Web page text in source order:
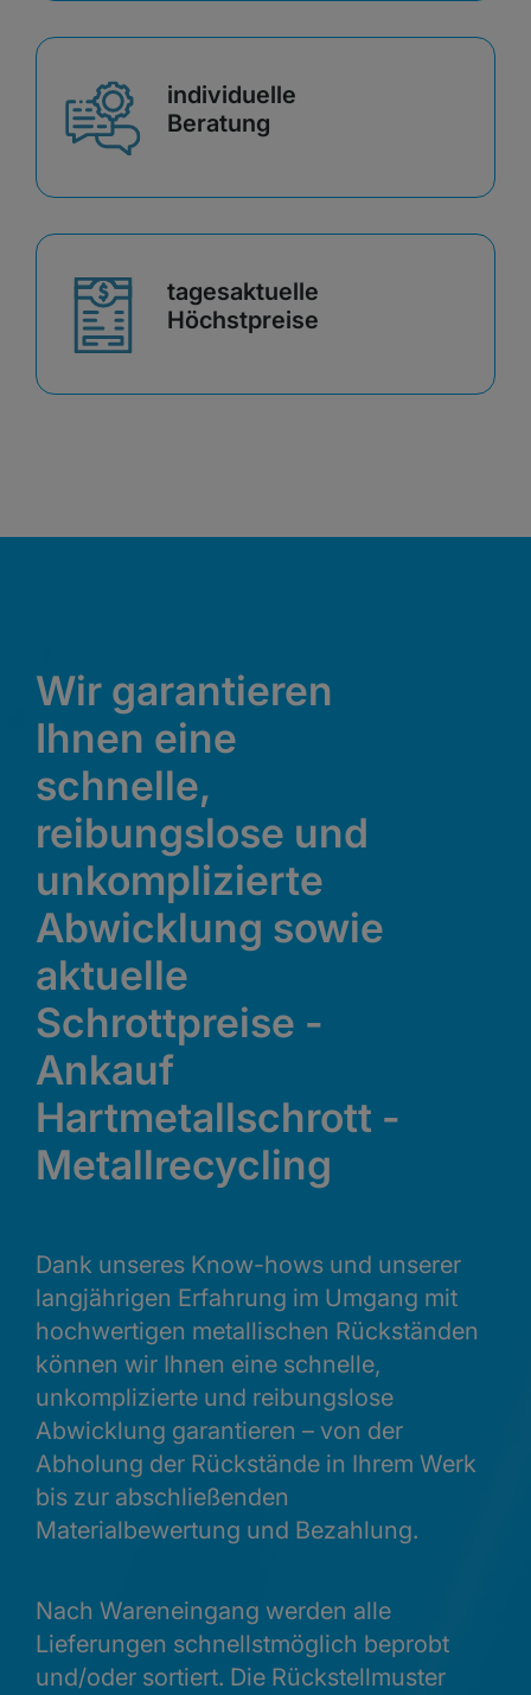
individuelle
Beratung
tagesaktuelle
Höchstpreise
Wir garantieren
Ihnen eine
schnelle,
reibungslose und
unkomplizierte
Abwicklung sowie
aktuelle
Schrottpreise -
Ankauf
Hartmetallschrott -
Metallrecycling
Dank unseres Know-hows und unserer
langjährigen Erfahrung im Umgang mit
hochwertigen metallischen Rückständen
können wir Ihnen eine schnelle,
unkomplizierte und reibungslose
Abwicklung garantieren – von der
Abholung der Rückstände in Ihrem Werk
bis zur abschließenden
Materialbewertung und Bezahlung.
Nach Wareneingang werden alle
Lieferungen schnellstmöglich beprobt
und/oder sortiert. Die Rückstellmuster